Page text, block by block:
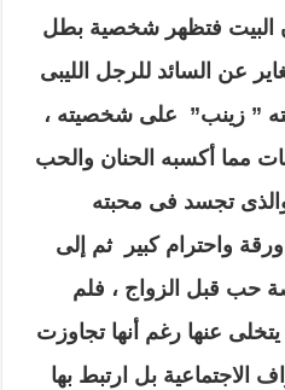
فتظهر شخصية بطل
عن السائد للرجل الليبى
” زينب” على شخصيته ،
مما أكسبه الحنان والحب
والذى تجسد فى محبته
واحترام كبير ثم إلى
حب قبل الزواج ، فلم
عنها رغم أنها تجاوزت
الاجتماعية بل ارتبط بها